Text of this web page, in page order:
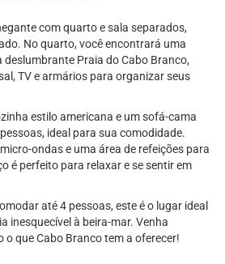
com quarto e sala separados,
No quarto, você encontrará uma
Praia do Cabo Branco,
TV e armários para organizar seus
estilo americana e um sofá-cama
ideal para sua comodidade.
ondas e uma área de refeições para
é perfeito para relaxar e se sentir em
até 4 pessoas, este é o lugar ideal
inesquecível à beira-mar. Venha
o que Cabo Branco tem a oferecer!